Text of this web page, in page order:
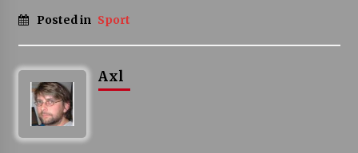
Posted in Sport
Axl